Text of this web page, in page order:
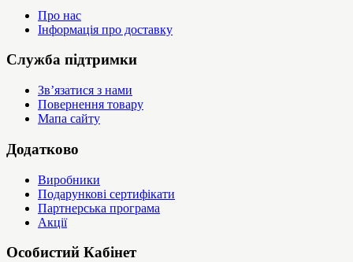
Про нас
Інформація про доставку
Служба підтримки
Зв’язатися з нами
Повернення товару
Мапа сайту
Додатково
Виробники
Подарункові сертифікати
Партнерська програма
Акції
Особистий Кабінет